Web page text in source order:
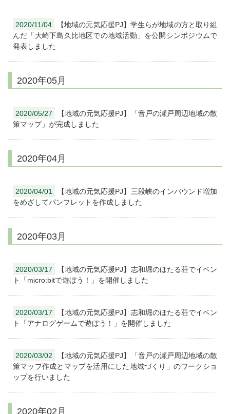
2020/11/04
【地域の元気応援PJ】学生らが地域の方と取り組
んだ「大崎下島久比地区での地域活動」を公開シンポジウムで
発表しました
2020年05月
2020/05/27
【地域の元気応援PJ】「音戸の瀬戸周辺地域の散
策マップ」が完成しました
2020年04月
2020/04/01
【地域の元気応援PJ】三段峡のインバウンド増加
をめざしてパンフレットを作成しました
2020年03月
2020/03/17
【地域の元気応援PJ】志和堀のほたる荘でイベン
ト「micro:bitで遊ぼう！」を開催しました
2020/03/17
【地域の元気応援PJ】志和堀のほたる荘でイベン
ト「アナログゲームで遊ぼう！」を開催しました
2020/03/02
【地域の元気応援PJ】「音戸の瀬戸周辺地域の散
策マップ作成とマップを活用にした地域づくり」のワークショ
ップを行いました
2020年02月